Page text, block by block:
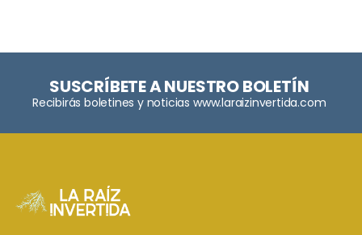
SUSCRÍBETE A NUESTRO BOLETÍN
Recibirás boletines y noticias www.laraizinvertida.com